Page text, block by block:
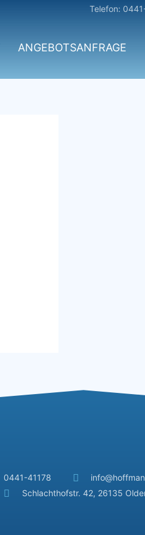
Telefon:
ANGEBOTSANFRAGE
0441-41178
Schlachthofstr. 42, 26135